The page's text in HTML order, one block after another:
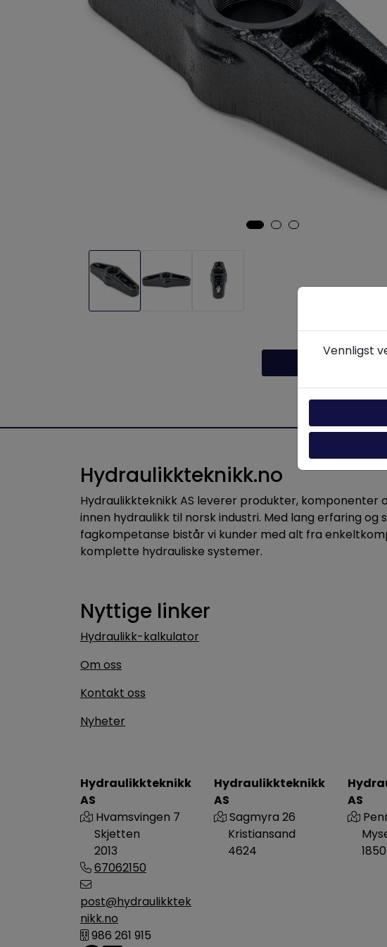
Beskrivelse
Hydraulikkteknikk
AS
Hvamsvingen 7
Skjetten
2013
67062150
post@hydraulikktek
nikk.no
986 261 915
Hydraulikkteknikk.no
Hydraulikkteknikk AS leverer produkter, komponenter
innen hydraulikk til norsk industri. Med lang erfaring og
fagkompetanse bistår vi kunder med alt fra
komplette hydrauliske systemer.
Nyttige linker
Hydraulikk-kalkulator
Om oss
Kontakt oss
Nyheter
AS
1850
Hydraulikkteknikk
AS
Sagmyra 26
Kristiansand
4624
Vennligst